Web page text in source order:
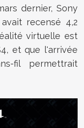
dernier, Sony
recensé 4,2
virtuelle est
et que l'arrivée
fil permettrait